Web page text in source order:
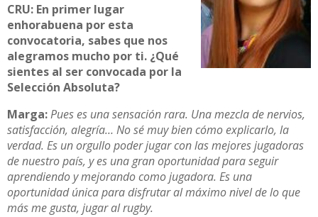
CRU: En primer lugar
enhorabuena por esta
convocatoria, sabes que nos
alegramos mucho por ti. ¿Qué
sientes al ser convocada por la
Selección Absoluta?
Marga:Pues es una sensación rara. Una mezcla de nervios,
satisfacción, alegría… No sé muy bien cómo explicarlo, la
verdad. Es un orgullo poder jugar con las mejores jugadoras
de nuestro país, y es una gran oportunidad para seguir
aprendiendo y mejorando como jugadora. Es una
oportunidad única para disfrutar al máximo nivel de lo que
más me gusta, jugar al rugby.